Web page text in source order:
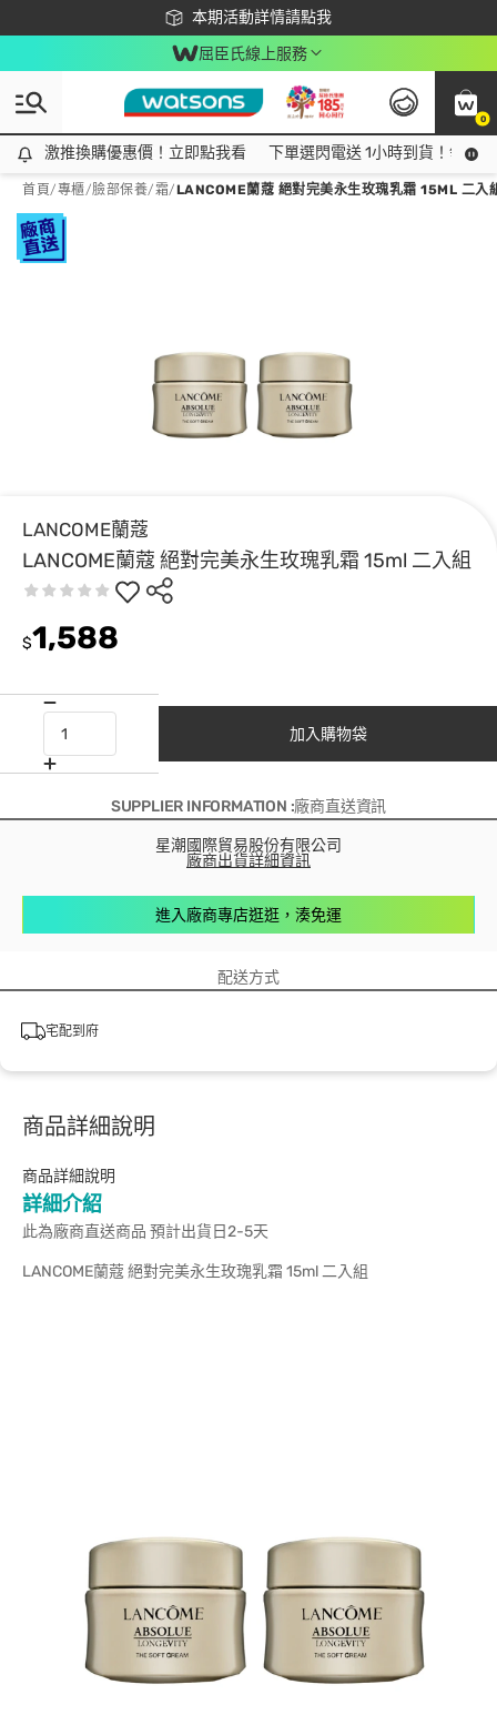
本期活動詳情請點我
下載app最高回饋$350
屈臣氏線上服務
0
激推換購優惠價！立即點我看
激推換購優惠價！立即點我看 下單選閃電送 1小時到貨！領神
首頁/專櫃/臉部保養/霜/LANCOME蘭蔻 絕對完美永生玫瑰乳霜 15ML 二入
LANCOME蘭蔻
LANCOME蘭蔻 絕對完美永生玫瑰乳霜 15ml 二入組
$1,588
加入購物袋
SUPPLIER INFORMATION :廠商直送資訊
星潮國際貿易股份有限公司
廠商出貨詳細資訊
進入廠商專店逛逛，湊免運
配送方式
宅配到府
商品詳細說明
商品詳細說明
詳細介紹
此為廠商直送商品 預計出貨日2-5天
LANCOME蘭蔻 絕對完美永生玫瑰乳霜 15ml 二入組